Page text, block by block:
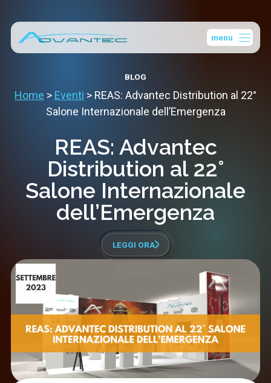
contenuto
menu
BLOG
Home > Eventi > REAS: Advantec Distribution al 22°
Salone Internazionale dell’Emergenza
REAS: Advantec
Distribution al 22°
Salone Internazionale
dell’Emergenza
LEGGI ORA